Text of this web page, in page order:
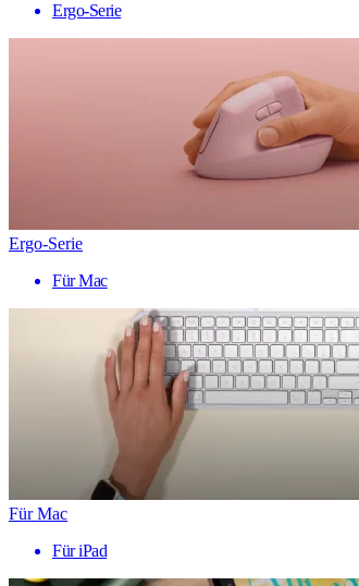
Ergo-Serie
Ergo-Serie
Für Mac
Für Mac
Für iPad